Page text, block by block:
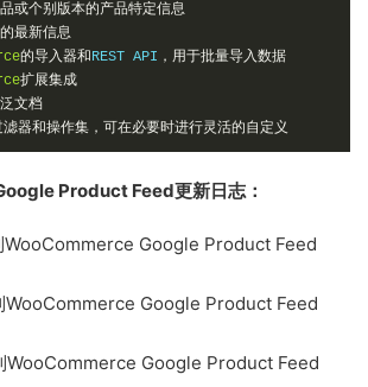
或个别版本的产品特定信息
最新信息
的导入器和REST API ，用于批量导入数据
扩展集成
文档
滤器和操作集，可在必要时进行灵活的自定义
Product Feed更新日志：
WooCommerce Google Product Feed
WooCommerce Google Product Feed
WooCommerce Google Product Feed